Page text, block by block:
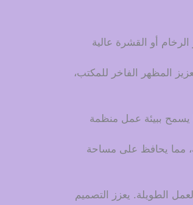
أو القشرة عالية
المظهر الفاخر للمكتب،
ببيئة عمل منظمة
مما يحافظ على مساحة
الطويلة. يعزز التصميم